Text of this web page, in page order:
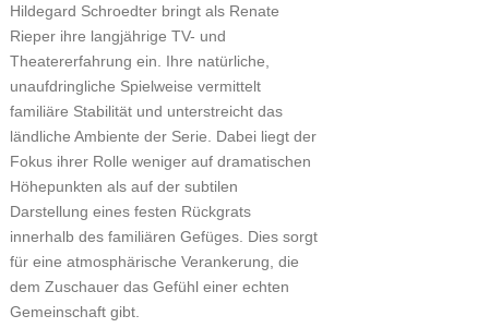
Hildegard Schroedter bringt als Renate
Rieper ihre langjährige TV- und
Theatererfahrung ein. Ihre natürliche,
unaufdringliche Spielweise vermittelt
familiäre Stabilität und unterstreicht das
ländliche Ambiente der Serie. Dabei liegt der
Fokus ihrer Rolle weniger auf dramatischen
Höhepunkten als auf der subtilen
Darstellung eines festen Rückgrats
innerhalb des familiären Gefüges. Dies sorgt
für eine atmosphärische Verankerung, die
dem Zuschauer das Gefühl einer echten
Gemeinschaft gibt.